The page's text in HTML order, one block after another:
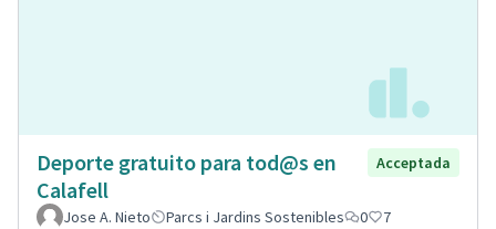
Deporte gratuito para tod@s en
Calafell
Acceptada
Jose A. Nieto Parcs i Jardins Sostenibles 0 7